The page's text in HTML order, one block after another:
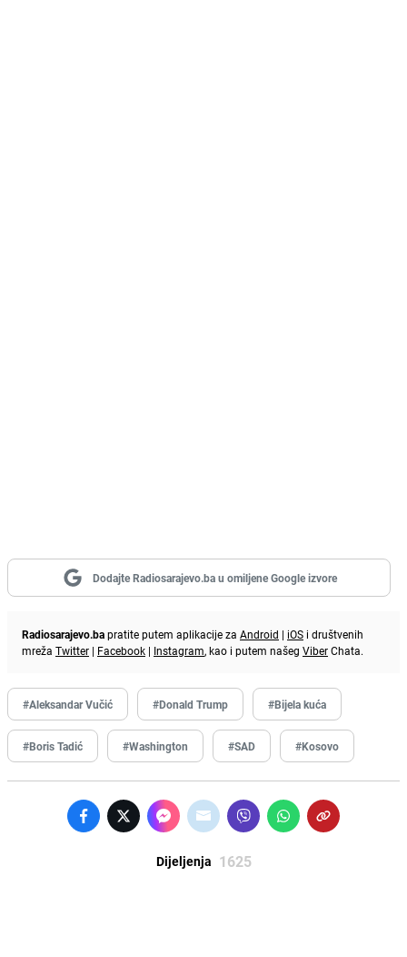
Dodajte Radiosarajevo.ba u omiljene Google izvore
Radiosarajevo.bapratite putem aplikacije za Android | iOS i društvenih
mreža Twitter | Facebook | Instagram, kao i putem našeg ViberChata.
#Aleksandar Vučić #Donald Trump #Bijela kuća
#Boris Tadić #Washington #SAD #Kosovo
Dijeljenja 1625